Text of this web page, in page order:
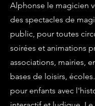
Alphonse le magicien
des spectacles de
public, pour toutes
soirées et animations
associations, mairies,
bases de loisirs,
pour enfants avec